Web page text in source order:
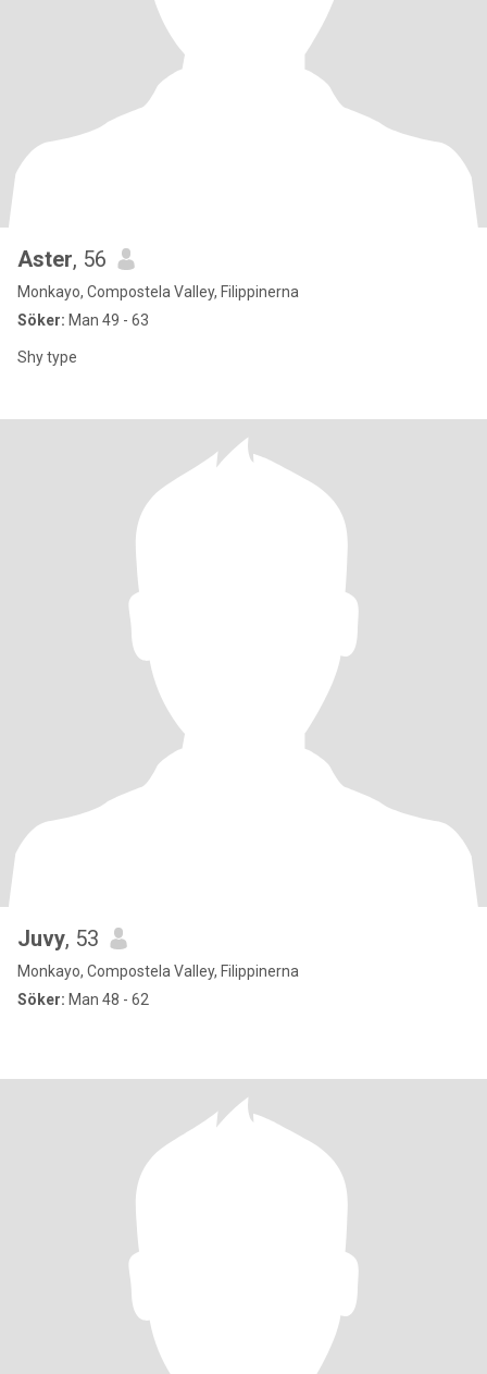
Aster, 56
Monkayo, Compostela Valley, Filippinerna
Söker: Man 49 - 63
Shy type
Juvy, 53
Monkayo, Compostela Valley, Filippinerna
Söker: Man 48 - 62